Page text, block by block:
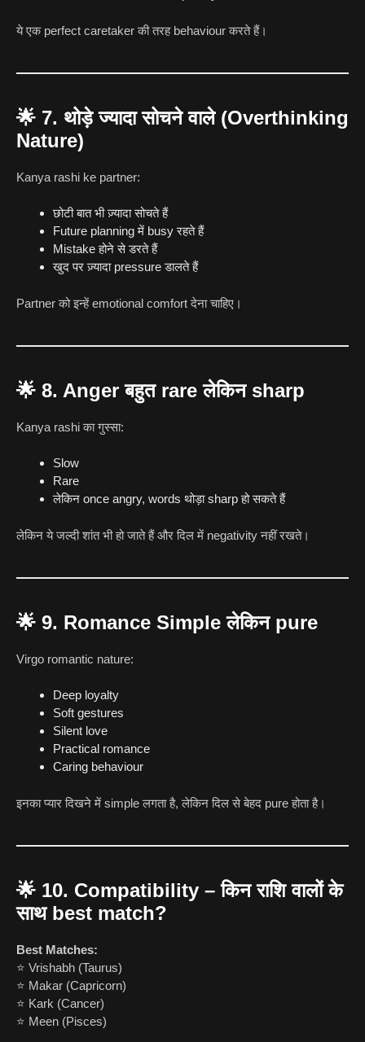
ये एक perfect caretaker की तरह behaviour करते हैं।
🌟 7. थोड़े ज्यादा सोचने वाले (Overthinking
Nature)
Kanya rashi ke partner:
छोटी बात भी ज़्यादा सोचते हैं
Future planning में busy रहते हैं
Mistake होने से डरते हैं
खुद पर ज़्यादा pressure डालते हैं
Partner को इन्हें emotional comfort देना चाहिए।
🌟 8. Anger बहुत rare लेकिन sharp
Kanya rashi का गुस्सा:
Slow
Rare
लेकिन once angry, words थोड़ा sharp हो सकते हैं
लेकिन ये जल्दी शांत भी हो जाते हैं और दिल में negativity नहीं रखते।
🌟 9. Romance Simple लेकिन pure
Virgo romantic nature:
Deep loyalty
Soft gestures
Silent love
Practical romance
Caring behaviour
इनका प्यार दिखने में simple लगता है, लेकिन दिल से बेहद pure होता है।
🌟 10. Compatibility – किन राशि वालों के
साथ best match?
Best Matches:
⭐ Vrishabh (Taurus)
⭐ Makar (Capricorn)
⭐ Kark (Cancer)
⭐ Meen (Pisces)